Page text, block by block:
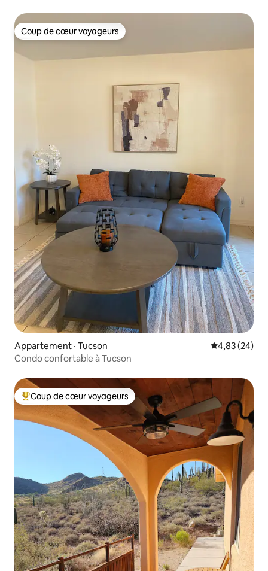
Coup de cœur voyageurs
Coup de cœur voyageurs
Appartement · Tucson Note
4,83 (24)
Condo confortable à Tucson
Coup de cœur voyageurs parmi les plus aimés
Coup de cœur voyageurs